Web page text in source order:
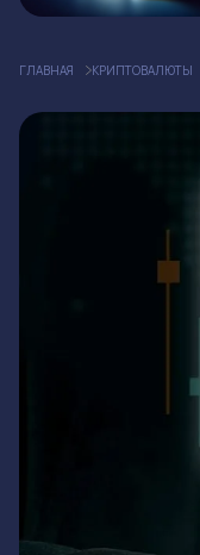
ГЛАВНАЯ КРИПТОВАЛЮТЫ